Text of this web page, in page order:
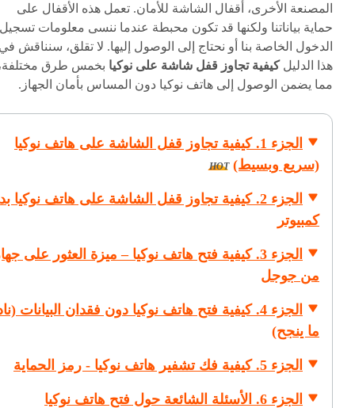
المصنعة الأخرى، أقفال الشاشة للأمان. تعمل هذه الأقفال على
حماية بياناتنا ولكنها قد تكون محبطة عندما ننسى معلومات تسجيل
الدخول الخاصة بنا أو نحتاج إلى الوصول إليها. لا تقلق، سنناقش
هذا الدليلكيفية تجاوز قفل شاشة على نوكيا بخمس طرق
مما يضمن الوصول إلى هاتف نوكيا دون المساس بأمان الجهاز.
الجزء 1. كيفية تجاوز قفل الشاشة على هاتف نوكيا
(سريع وبسيط) HOT
الجزء 2. كيفية تجاوز قفل الشاشة على هاتف نوكيا
كمبيوتر
الجزء 3. كيفية فتح هاتف نوكيا – ميزة العثور على
من جوجل
الجزء 4. كيفية فتح هاتف نوكيا دون فقدان البيانات
ما ينجح)
الجزء 5. كيفية فك تشفير هاتف نوكيا - رمز الحماية
الجزء 6. الأسئلة الشائعة حول فتح هاتف نوكيا